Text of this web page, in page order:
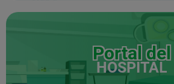
Portal del
HOSPITAL